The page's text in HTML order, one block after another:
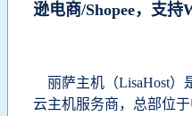
逊电商/Shopee，支持
丽萨主机（LisaHost）
云主机服务商，总部位